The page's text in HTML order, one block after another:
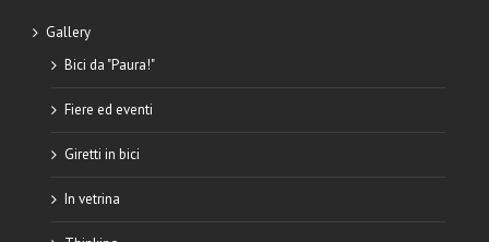
Gallery
Bici da "Paura!"
Fiere ed eventi
Giretti in bici
In vetrina